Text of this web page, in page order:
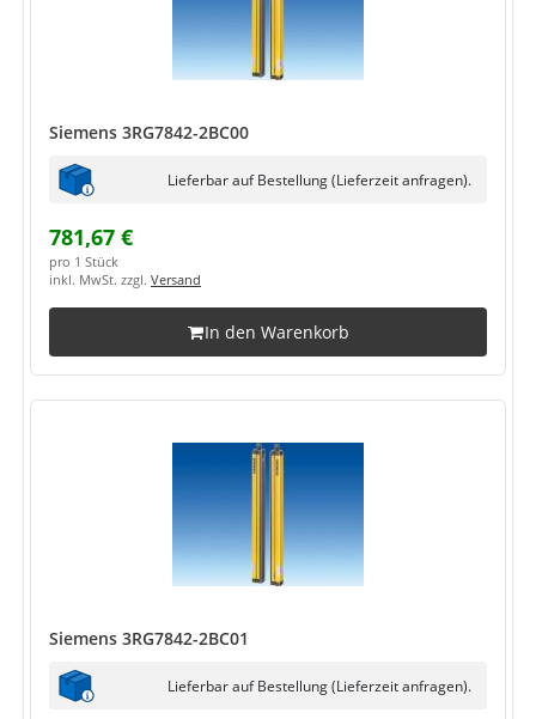
Siemens 3RG7842-2BC00
Lieferbar auf Bestellung (Lieferzeit anfragen).
781,67 €
pro 1 Stück
inkl. MwSt. zzgl. Versand
In den Warenkorb
Siemens 3RG7842-2BC01
Lieferbar auf Bestellung (Lieferzeit anfragen).